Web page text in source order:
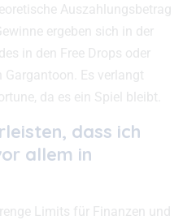
Auszahlungsbetrag
ergeben sich in der
in den Free Drops oder
Es verlangt
da es ein Spiel bleibt.
dass ich
allem in
Limits für Finanzen und